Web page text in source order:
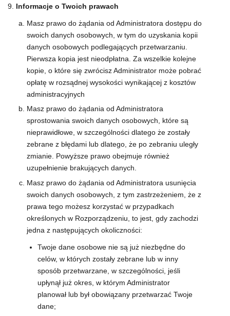
Informacje o Twoich prawach
Masz prawo do żądania od Administratora dostępu do
swoich danych osobowych, w tym do uzyskania kopii
danych osobowych podlegających przetwarzaniu.
Pierwsza kopia jest nieodpłatna. Za wszelkie kolejne
kopie, o które się zwrócisz Administrator może pobrać
opłatę w rozsądnej wysokości wynikającej z kosztów
administracyjnych
Masz prawo do żądania od Administratora
sprostowania swoich danych osobowych, które są
nieprawidłowe, w szczególności dlatego że zostały
zebrane z błędami lub dlatego, że po zebraniu uległy
zmianie. Powyższe prawo obejmuje również
uzupełnienie brakujących danych.
Masz prawo do żądania od Administratora usunięcia
swoich danych osobowych, z tym zastrzeżeniem, że z
prawa tego możesz korzystać w przypadkach
określonych w Rozporządzeniu, to jest, gdy zachodzi
jedna z następujących okoliczności:
Twoje dane osobowe nie są już niezbędne do
celów, w których zostały zebrane lub w inny
sposób przetwarzane, w szczególności, jeśli
upłynął już okres, w którym Administrator
planował lub był obowiązany przetwarzać Twoje
dane;